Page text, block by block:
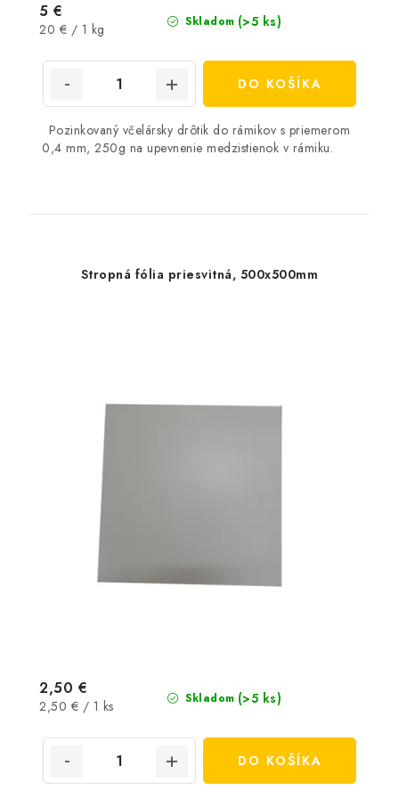
Skladom (>5 ks)
5 €
Jednotková
20 € / 1 kg
DO KOŠÍKA
Pozinkovaný včelársky drôtik do rámikov s priemerom
0,4 mm, 250g na upevnenie medzistienok v rámiku.
Stropná fólia priesvitná, 500x500mm
Skladom (>5 ks)
2,50 €
Jednotková
2,50 € / 1 ks
DO KOŠÍKA